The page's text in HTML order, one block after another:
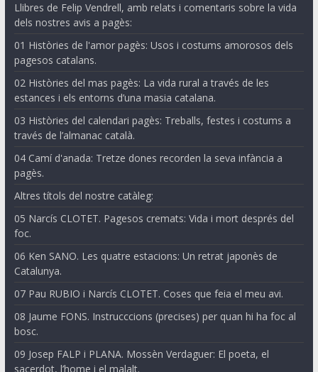
Llibres de Felip Vendrell, amb relats i comentaris sobre la vida
dels nostres avis a pagès:
01 Històries de l'amor pagès: Usos i costums amorosos dels
pagesos catalans.
02 Històries del mas pagès: La vida rural a través de les
estances i els entorns d’una masia catalana.
03 Històries del calendari pagès: Treballs, festes i costums a
través de l’almanac català.
04 Camí d'anada: Tretze dones recorden la seva infància a
pagès.
Altres títols del nostre catàleg:
05 Narcís CLOTET. Pagesos cremats: Vida i mort després del
foc.
06 Ken SANO. Les quatre estacions: Un retrat japonès de
Catalunya.
07 Pau RUBIO i Narcís CLOTET. Coses que feia el meu avi.
08 Jaume FONS. Instrucccions (precises) per quan hi ha foc al
bosc.
09 Josep FALP i PLANA. Mossèn Verdaguer: El poeta, el
sacerdot, l’home i el malalt.